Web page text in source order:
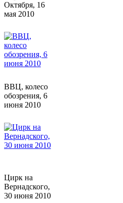
Октября, 16
мая 2010
ВВЦ, колесо
обозрения, 6
июня 2010
Цирк на
Вернадского,
30 июня 2010